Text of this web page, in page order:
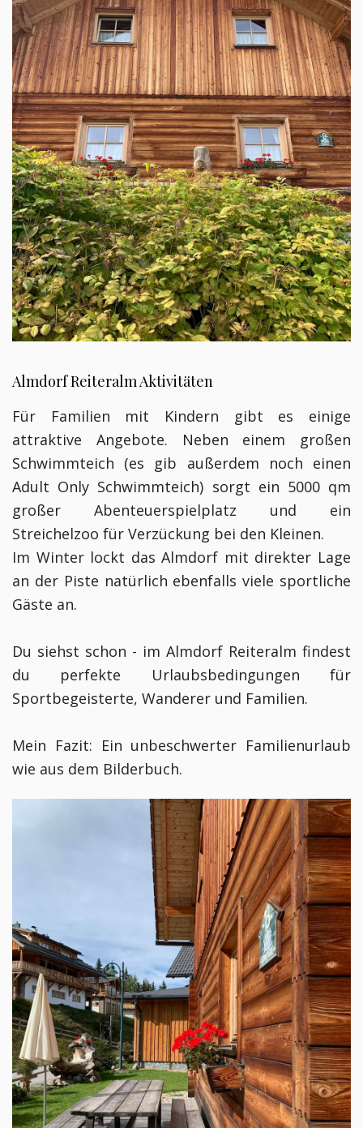
Almdorf Reiteralm Aktivitäten
Für Familien mit Kindern gibt es einige
attraktive Angebote. Neben einem großen
Schwimmteich (es gib außerdem noch einen
Adult Only Schwimmteich) sorgt ein 5000 qm
großer Abenteuerspielplatz und ein
Streichelzoo für Verzückung bei den Kleinen.
Im Winter lockt das Almdorf mit direkter Lage
an der Piste natürlich ebenfalls viele sportliche
Gäste an.
Du siehst schon - im Almdorf Reiteralm findest
du perfekte Urlaubsbedingungen für
Sportbegeisterte, Wanderer und Familien.
Mein Fazit: Ein unbeschwerter Familienurlaub
wie aus dem Bilderbuch.